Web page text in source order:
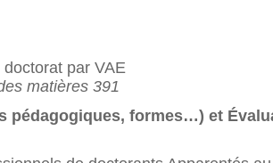
par VAE
matières 391
pédagogiques, formes…) et